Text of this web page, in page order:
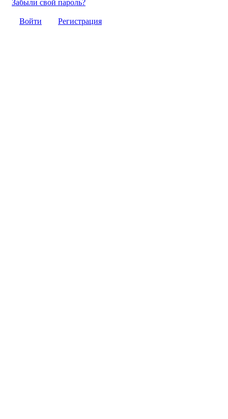
Забыли свой пароль?
Войти Регистрация